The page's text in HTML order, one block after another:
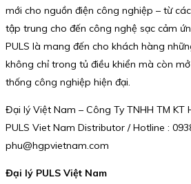
mới cho nguồn điện công nghiệp – từ
tập trung cho đến công nghệ sạc cảm
PULS là mang đến cho khách hàng
không chỉ trong tủ điều khiển mà còn
thống công nghiệp hiện đại.
Đại lý Việt Nam – Công Ty TNHH TM KT
PULS Viet Nam Distributor / Hotline :
phu@hgpvietnam.com
Đại lý PULS Việt Nam